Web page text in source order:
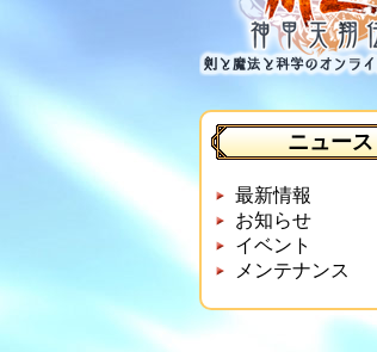
ニュース
最新情報
お知らせ
イベント
メンテナンス